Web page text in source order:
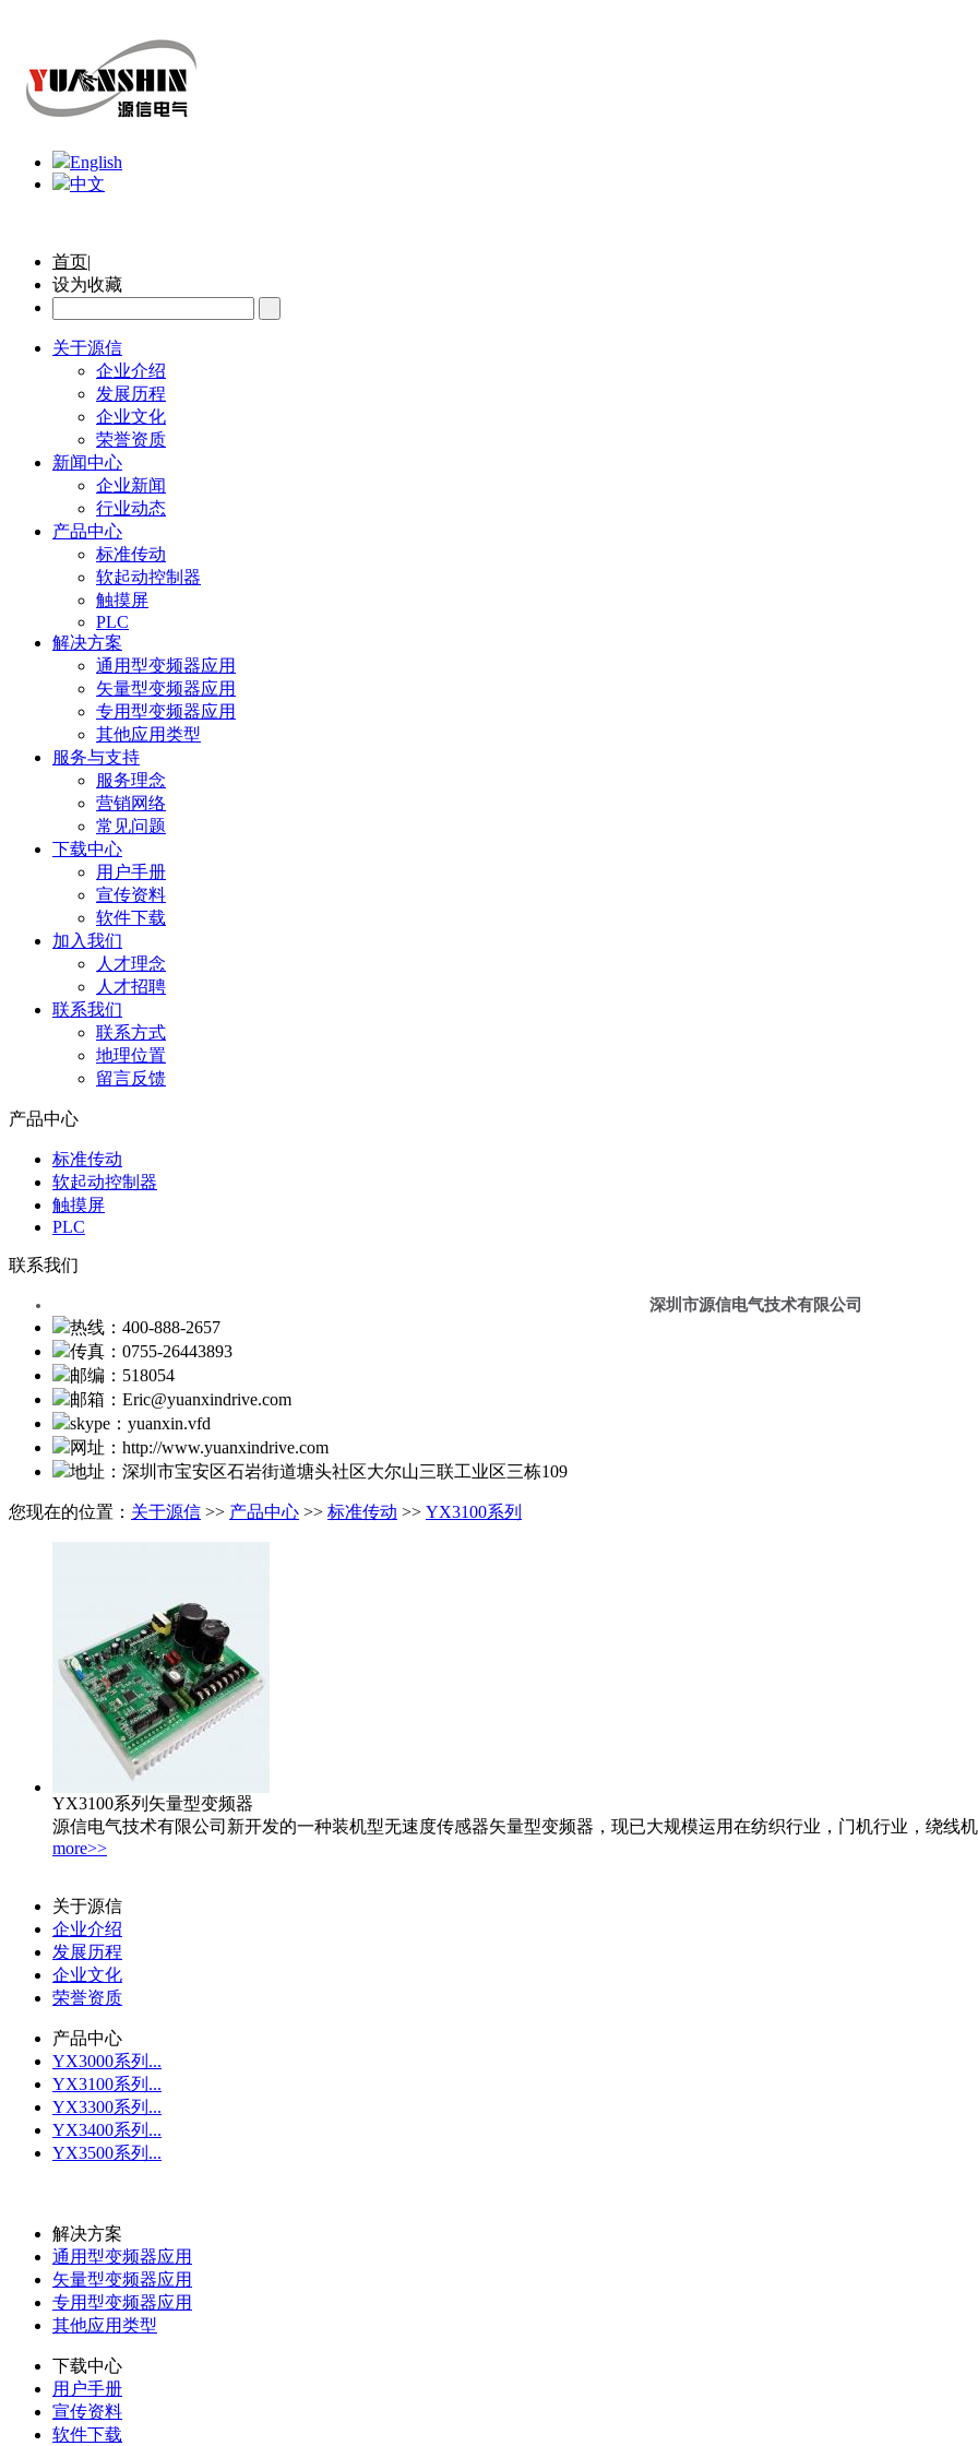
English
中文
首页|
设为收藏
关于源信
企业介绍
发展历程
企业文化
荣誉资质
新闻中心
企业新闻
行业动态
产品中心
标准传动
软起动控制器
触摸屏
PLC
解决方案
通用型变频器应用
矢量型变频器应用
专用型变频器应用
其他应用类型
服务与支持
服务理念
营销网络
常见问题
下载中心
用户手册
宣传资料
软件下载
加入我们
人才理念
人才招聘
联系我们
联系方式
地理位置
留言反馈
产品中心
标准传动
软起动控制器
触摸屏
PLC
联系我们
深圳市源信电气技术有限公司
热线：400-888-2657
传真：0755-26443893
邮编：518054
邮箱：Eric@yuanxindrive.com
skype：yuanxin.vfd
网址：http://www.yuanxindrive.com
地址：深圳市宝安区石岩街道塘头社区大尔山三联工业区三栋109
您现在的位置： 关于源信 >> 产品中心 >> 标准传动 >> YX3100系列
YX3100系列矢量型变频器
源信电气技术有限公司新开发的一种装机型无速度传感器矢量型变频器，现已大规模运用在纺织行业，门机行业，绕线
more>>
关于源信
企业介绍
发展历程
企业文化
荣誉资质
产品中心
YX3000系列...
YX3100系列...
YX3300系列...
YX3400系列...
YX3500系列...
解决方案
通用型变频器应用
矢量型变频器应用
专用型变频器应用
其他应用类型
下载中心
用户手册
宣传资料
软件下载